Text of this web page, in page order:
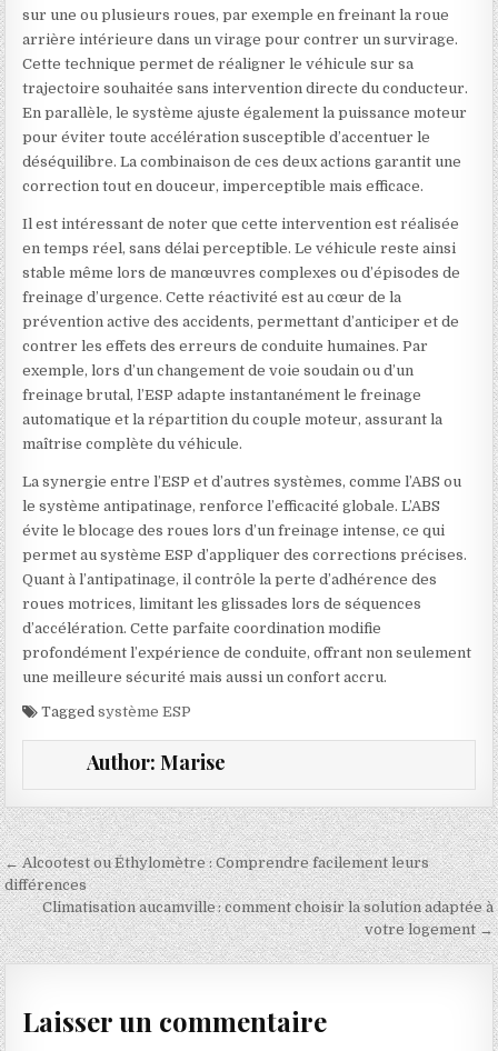
sur une ou plusieurs roues, par exemple en freinant la roue
arrière intérieure dans un virage pour contrer un survirage.
Cette technique permet de réaligner le véhicule sur sa
trajectoire souhaitée sans intervention directe du conducteur.
En parallèle, le système ajuste également la puissance moteur
pour éviter toute accélération susceptible d’accentuer le
déséquilibre. La combinaison de ces deux actions garantit une
correction tout en douceur, imperceptible mais efficace.
Il est intéressant de noter que cette intervention est réalisée
en temps réel, sans délai perceptible. Le véhicule reste ainsi
stable même lors de manœuvres complexes ou d’épisodes de
freinage d’urgence. Cette réactivité est au cœur de la
prévention active des accidents, permettant d’anticiper et de
contrer les effets des erreurs de conduite humaines. Par
exemple, lors d’un changement de voie soudain ou d’un
freinage brutal, l’ESP adapte instantanément le freinage
automatique et la répartition du couple moteur, assurant la
maîtrise complète du véhicule.
La synergie entre l’ESP et d’autres systèmes, comme l’ABS ou
le système antipatinage, renforce l’efficacité globale. L’ABS
évite le blocage des roues lors d’un freinage intense, ce qui
permet au système ESP d’appliquer des corrections précises.
Quant à l’antipatinage, il contrôle la perte d’adhérence des
roues motrices, limitant les glissades lors de séquences
d’accélération. Cette parfaite coordination modifie
profondément l’expérience de conduite, offrant non seulement
une meilleure sécurité mais aussi un confort accru.
Taggedsystème ESP
Author: Marise
Navigation de l’article
← Alcootest ou Éthylomètre : Comprendre facilement leurs
différences
Climatisation aucamville : comment choisir la solution adaptée à
votre logement →
Laisser un commentaire